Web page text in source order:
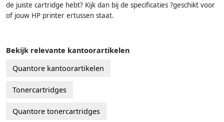
de juiste cartridge hebt? Kijk dan bij de specificaties ?geschikt voor
of jouw HP printer ertussen staat.
Bekijk relevante kantoorartikelen
Quantore kantoorartikelen
Tonercartridges
Quantore tonercartridges